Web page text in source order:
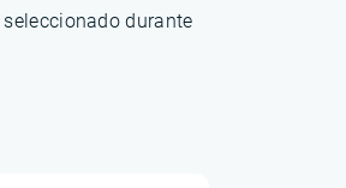
durante